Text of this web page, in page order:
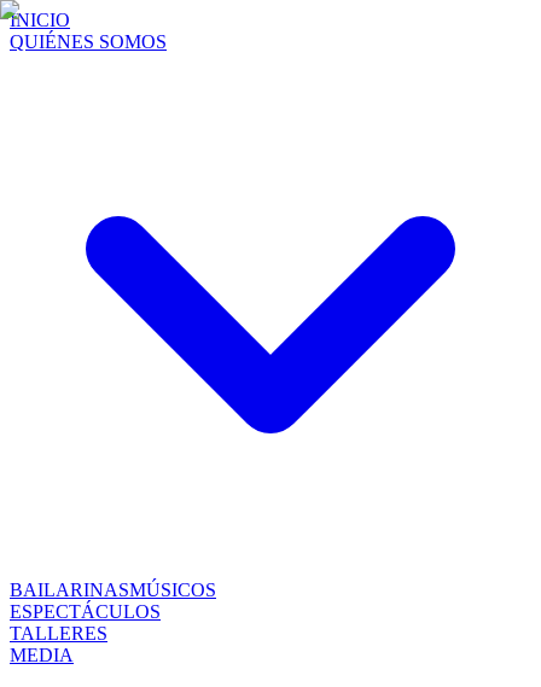
INICIO
QUIÉNES SOMOS
BAILARINASMÚSICOS
ESPECTÁCULOS
TALLERES
MEDIA